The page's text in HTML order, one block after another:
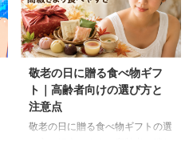
敬老の日に贈る食べ物ギフ
ト｜高齢者向けの選び方と
注意点
敬老の日に贈る食べ物ギフトの選